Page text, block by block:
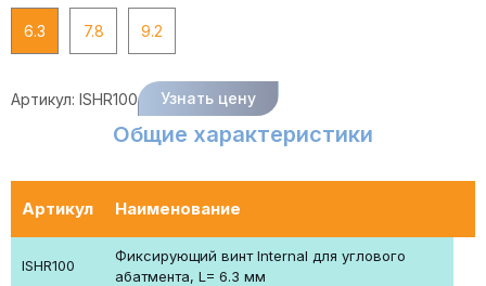
6.3 7.8 9.2
Артикул: ISHR100 Узнать цену
Общие характеристики
Артикул Наименование
ISHR100
Фиксирующий винт Internal для углового
абатмента, L= 6.3 мм